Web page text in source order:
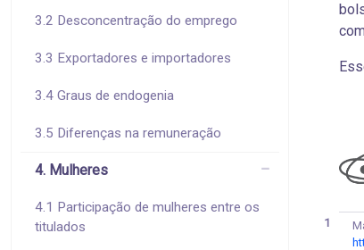
3.2 Desconcentração do emprego
3.3 Exportadores e importadores
3.4 Graus de endogenia
3.5 Diferenças na remuneração
4. Mulheres
4.1 Participação de mulheres entre os
titulados
1